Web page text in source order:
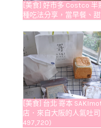
[美食] 好市多 Costco
種吃法分享，當早餐、
[美食] 台北 嵜本
店．來自大阪的人氣吐
497,720)